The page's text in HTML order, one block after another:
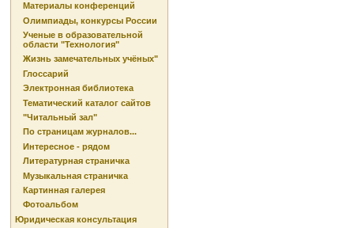
Материалы конференций
Олимпиады, конкурсы России
Ученые в образовательной
области "Технология"
Жизнь замечательных учёных"
Глоссарий
Электронная библиотека
Тематический каталог сайтов
"Читальный зал"
По страницам журналов...
Интересное - рядом
Литературная страничка
Музыкальная страничка
Картинная галерея
Фотоальбом
Юридическая консультация